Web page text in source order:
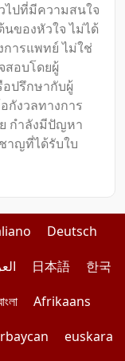
ไปที่มีความสนใจ
นของหัวใจ ไม่ได้
การแพทย์ ไม่ใช่
อบโดยผู้
ปรึกษากับผู้
งวลทางการ
กำลังมีปัญหา
าญที่ได้รับใบ
Deutsch
日本語
한국
Afrikaans
euskara